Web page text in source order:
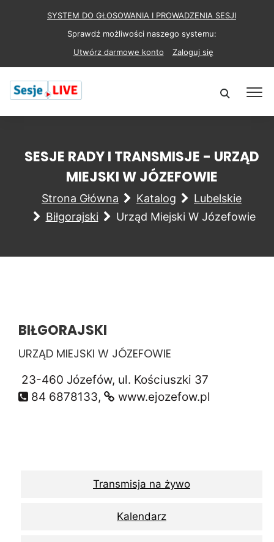
SYSTEM DO GŁOSOWANIA I PROWADZENIA SESJI
Sprawdź możliwości naszego systemu:
Utwórz darmowe konto
Zaloguj się
SESJE RADY I TRANSMISJE - URZĄD
MIEJSKI W JÓZEFOWIE
Strona Główna Katalog
Lubelskie
Biłgorajski
Urząd Miejski W Józefowie
BIŁGORAJSKI
URZĄD MIEJSKI W JÓZEFOWIE
23-460 Józefów, ul. Kościuszki 37
84 6878133,
www.ejozefow.pl
Transmisja na żywo
Kalendarz